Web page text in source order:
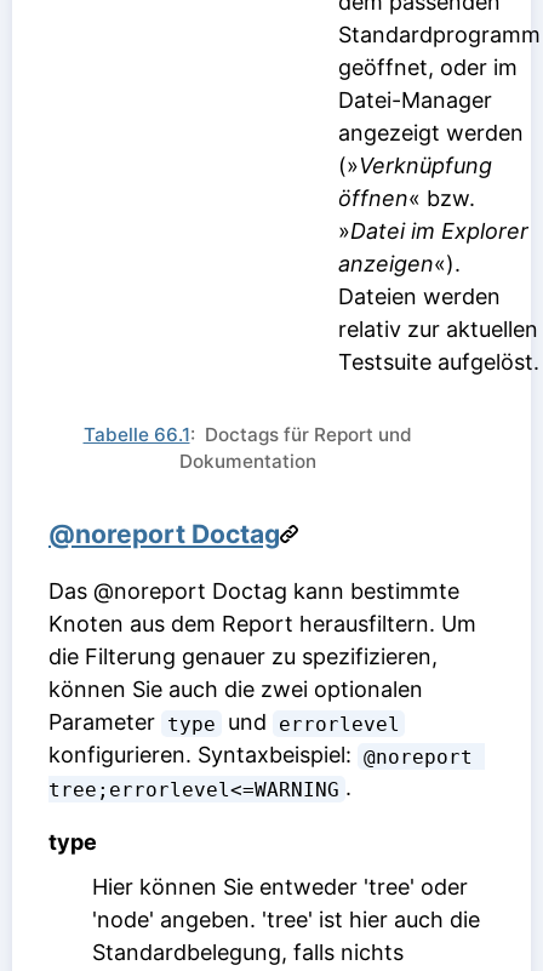
Standardprogramm
geöffnet, oder im
Datei-Manager
angezeigt werden
(»Verknüpfung
öffnen« bzw.
»Datei im Explorer
anzeigen«).
Dateien werden
relativ zur aktuellen
Testsuite aufgelöst.
Tabelle 66.1: Doctags für Report und
Dokumentation
@noreport Doctag
Das @noreport Doctag kann bestimmte
Knoten aus dem Report herausfiltern. Um
die Filterung genauer zu spezifizieren,
können Sie auch die zwei optionalen
Parameter type und errorlevel
konfigurieren. Syntaxbeispiel: @noreport
tree;errorlevel<=WARNING .
type
Hier können Sie entweder 'tree' oder
'node' angeben. 'tree' ist hier auch die
Standardbelegung, falls nichts